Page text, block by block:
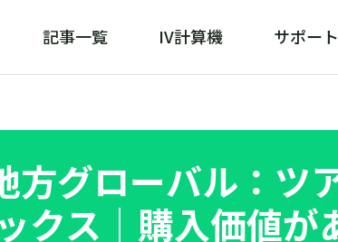
モンハンNOW位置情報変更ツール
記事一覧 IV計算機 サポート
方グローバル：ツ
クス｜購入価値が